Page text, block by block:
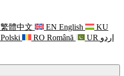
繁體中文 EN English
KU
Polski RO Română UR اردو